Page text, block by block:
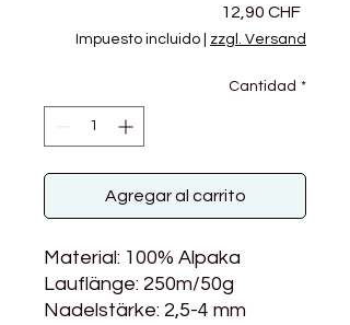
12,90 CHFPrecio
Impuesto incluido zzgl. Versand
Cantidad *
Agregar al carrito
Material: 100% Alpaka
Lauflänge: 250m/50g
Nadelstärke: 2,5-4 mm